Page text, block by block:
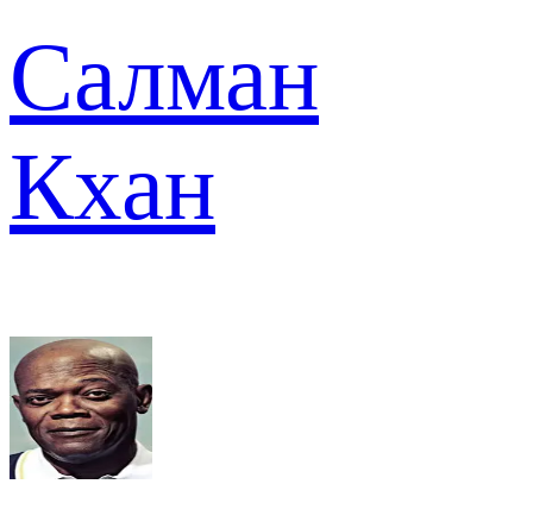
Салман
Кхан